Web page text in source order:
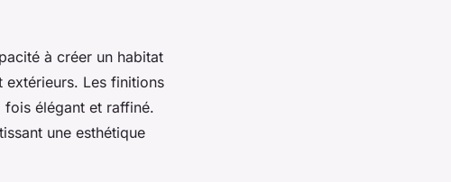
à créer un habitat
extérieurs. Les finitions
élégant et raffiné.
une esthétique